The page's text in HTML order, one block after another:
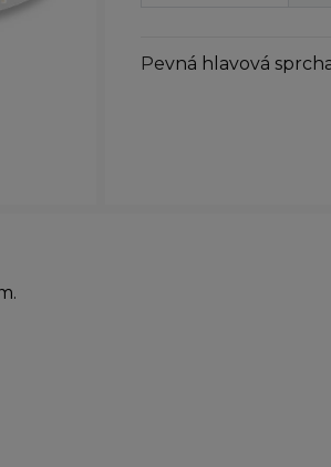
Pevná hlavová